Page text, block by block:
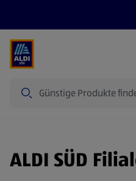
ALDI SÜD